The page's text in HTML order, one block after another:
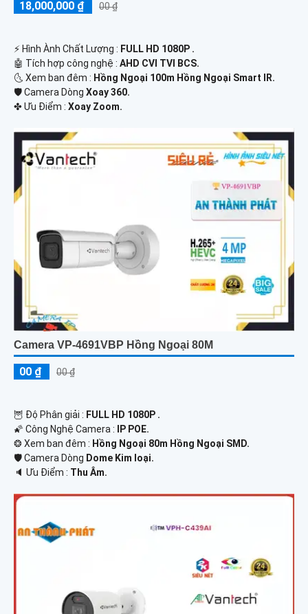
18,000,000 ₫ 00 ₫
️⚡ Hình Ành Chất Lượng : FULL HD 1080P .
🤖️ Tích hợp công nghệ : AHD CVI TVI BCS.
🌜 Xem ban đêm : Hồng Ngoại 100m Hồng Ngoại Smart IR.
🛡 Camera Dòng Xoay 360.
️✤ Ưu Điểm : Xoay Zoom.
Camera VP-4691VBP Hồng Ngoại 80M
00 ₫ 00 ₫
🦉 Độ Phân giải : FULL HD 1080P .
🌠 Công Nghệ Camera :
IP POE.
❂ Xem ban đêm : Hồng Ngoại 80m Hồng Ngoại SMD.
🛡 Camera Dòng Dome Kim loại.
️🔈 Ưu Điểm : Thu Âm.